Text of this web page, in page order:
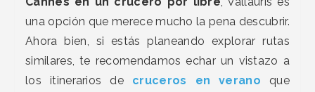
una opción que merece mucho la pena descubrir.
Ahora bien, si estás planeando explorar rutas
similares, te recomendamos echar un vistazo a
los itinerarios de
cruceros en verano que